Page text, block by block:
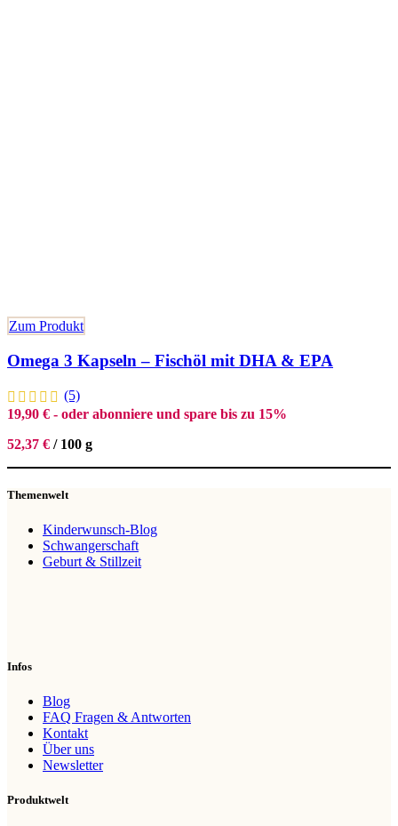
Zum Produkt
Omega 3 Kapseln – Fischöl mit DHA & EPA
(5)
19,90 € - oder abonniere und spare bis zu 15%
52,37 € / 100 g
Themenwelt
Kinderwunsch-Blog
Schwangerschaft
Geburt & Stillzeit
Infos
Blog
FAQ Fragen & Antworten
Kontakt
Über uns
Newsletter
Produktwelt